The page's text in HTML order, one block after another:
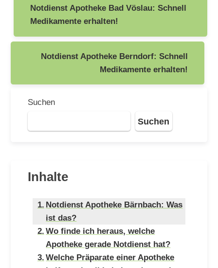
Notdienst Apotheke Bad Vöslau: Schnell
Medikamente erhalten!
Notdienst Apotheke Berndorf: Schnell
Medikamente erhalten!
Suchen
Suchen
Inhalte
Notdienst Apotheke Bärnbach: Was
ist das?
Wo finde ich heraus, welche
Apotheke gerade Notdienst hat?
Welche Präparate einer Apotheke